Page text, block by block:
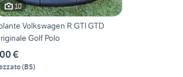
10
Volkswagen R GTI GTD
Golf Polo
€
(BS)